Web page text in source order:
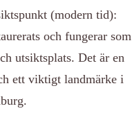
(modern tid):
och fungerar som
utsiktsplats. Det är en
ett viktigt landmärke i